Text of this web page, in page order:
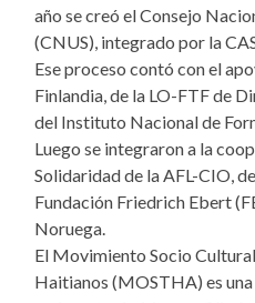
año se creó el Consejo
(CNUS), integrado por la
Ese proceso contó con el
Finlandia, de la LO-FTF de
del Instituto Nacional de
Luego se integraron a la
Solidaridad de la AFL-CIO,
Fundación Friedrich Ebert
Noruega.
El Movimiento Socio
Haitianos (MOSTHA) es